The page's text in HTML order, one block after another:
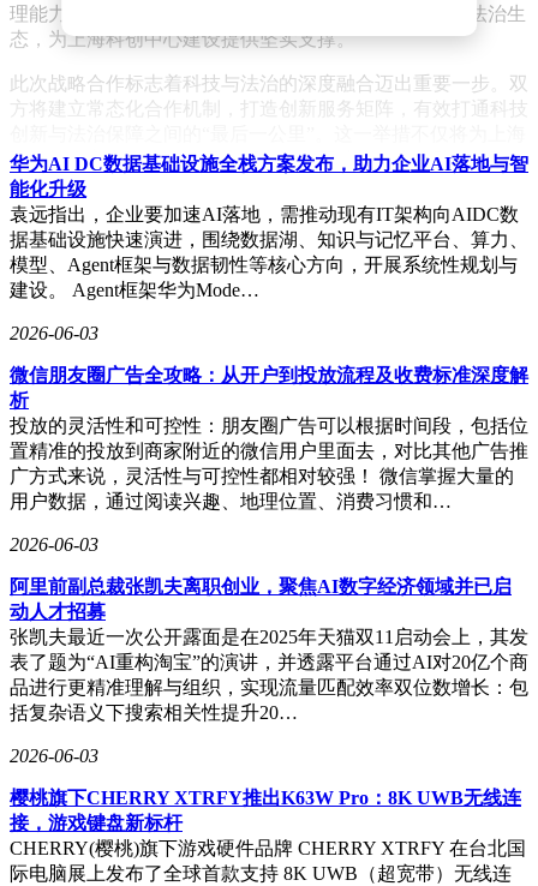
理能力，共同营造“鼓励创新、规范发展、保障权益”的法治生
态，为上海科创中心建设提供坚实支撑。
此次战略合作标志着科技与法治的深度融合迈出重要一步。双
方将建立常态化合作机制，打造创新服务矩阵，有效打通科技
建设社会主义现代化国际大都市注入新动能，也将助力构建市
场化、法治化、国际化的一流营商环境。
华为AI DC数据基础设施全栈方案发布，助力企业AI落地与智
能化升级
袁远指出，企业要加速AI落地，需推动现有IT架构向AIDC数
据基础设施快速演进，围绕数据湖、知识与记忆平台、算力、
模型、Agent框架与数据韧性等核心方向，开展系统性规划与
建设。 Agent框架华为Mode…
2026-06-03
微信朋友圈广告全攻略：从开户到投放流程及收费标准深度解
析
投放的灵活性和可控性：朋友圈广告可以根据时间段，包括位
置精准的投放到商家附近的微信用户里面去，对比其他广告推
广方式来说，灵活性与可控性都相对较强！ 微信掌握大量的
用户数据，通过阅读兴趣、地理位置、消费习惯和…
2026-06-03
阿里前副总裁张凯夫离职创业，聚焦AI数字经济领域并已启
动人才招募
张凯夫最近一次公开露面是在2025年天猫双11启动会上，其发
表了题为“AI重构淘宝”的演讲，并透露平台通过AI对20亿个商
品进行更精准理解与组织，实现流量匹配效率双位数增长：包
括复杂语义下搜索相关性提升20…
2026-06-03
樱桃旗下CHERRY XTRFY推出K63W Pro：8K UWB无线连
接，游戏键盘新标杆
CHERRY(樱桃)旗下游戏硬件品牌 CHERRY XTRFY 在台北国
际电脑展上发布了全球首款支持 8K UWB（超宽带）无线连